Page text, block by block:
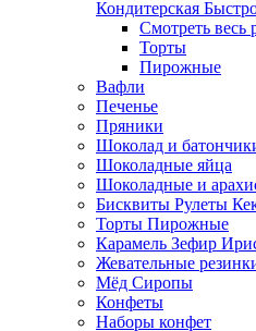
Кондитерская
Смотреть весь
Торты
Пирожные
Вафли
Печенье
Пряники
Шоколад и
Шоколадные яйца
Шоколадные и
Бисквиты Рулеты
Торты Пирожные
Карамель Зефир
Жевательные
Мёд Сиропы
Конфеты
Наборы конфет